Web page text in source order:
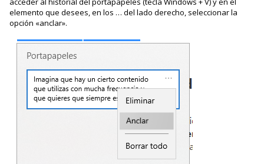
elemento que desees, en los … del lado derecho, seleccionar la
opción «anclar».